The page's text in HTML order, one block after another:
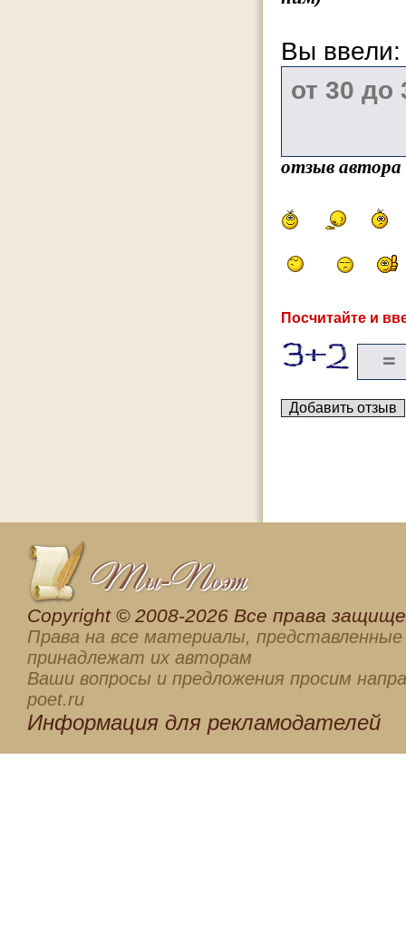
Вы
отзыв
Посчитайте и
Сopyright © 2008-2026 Все права
Права на все материалы, представленные
принадлежат их авторам
Ваши вопросы и предложения просим
poet.ru
Информация для рекламодателей